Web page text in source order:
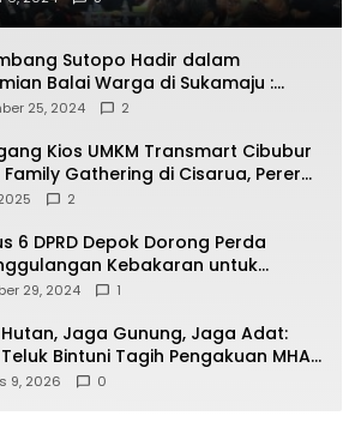
RAKERCABSUS
Sutopo Hadir dalam
Balai Warga di Sukamaju :
Baru untuk Kolaborasi dan
25, 2024 2
Kios UMKM Transmart Cibubur
Gathering di Cisarua, Pererat
dan Kekompakan
2
6 DPRD Depok Dorong Perda
Kebakaran untuk
Warga
29, 2024 1
Jaga Gunung, Jaga Adat:
Teluk Bintuni Tagih Pengakuan MHA
dan Isbained
9, 2026 0